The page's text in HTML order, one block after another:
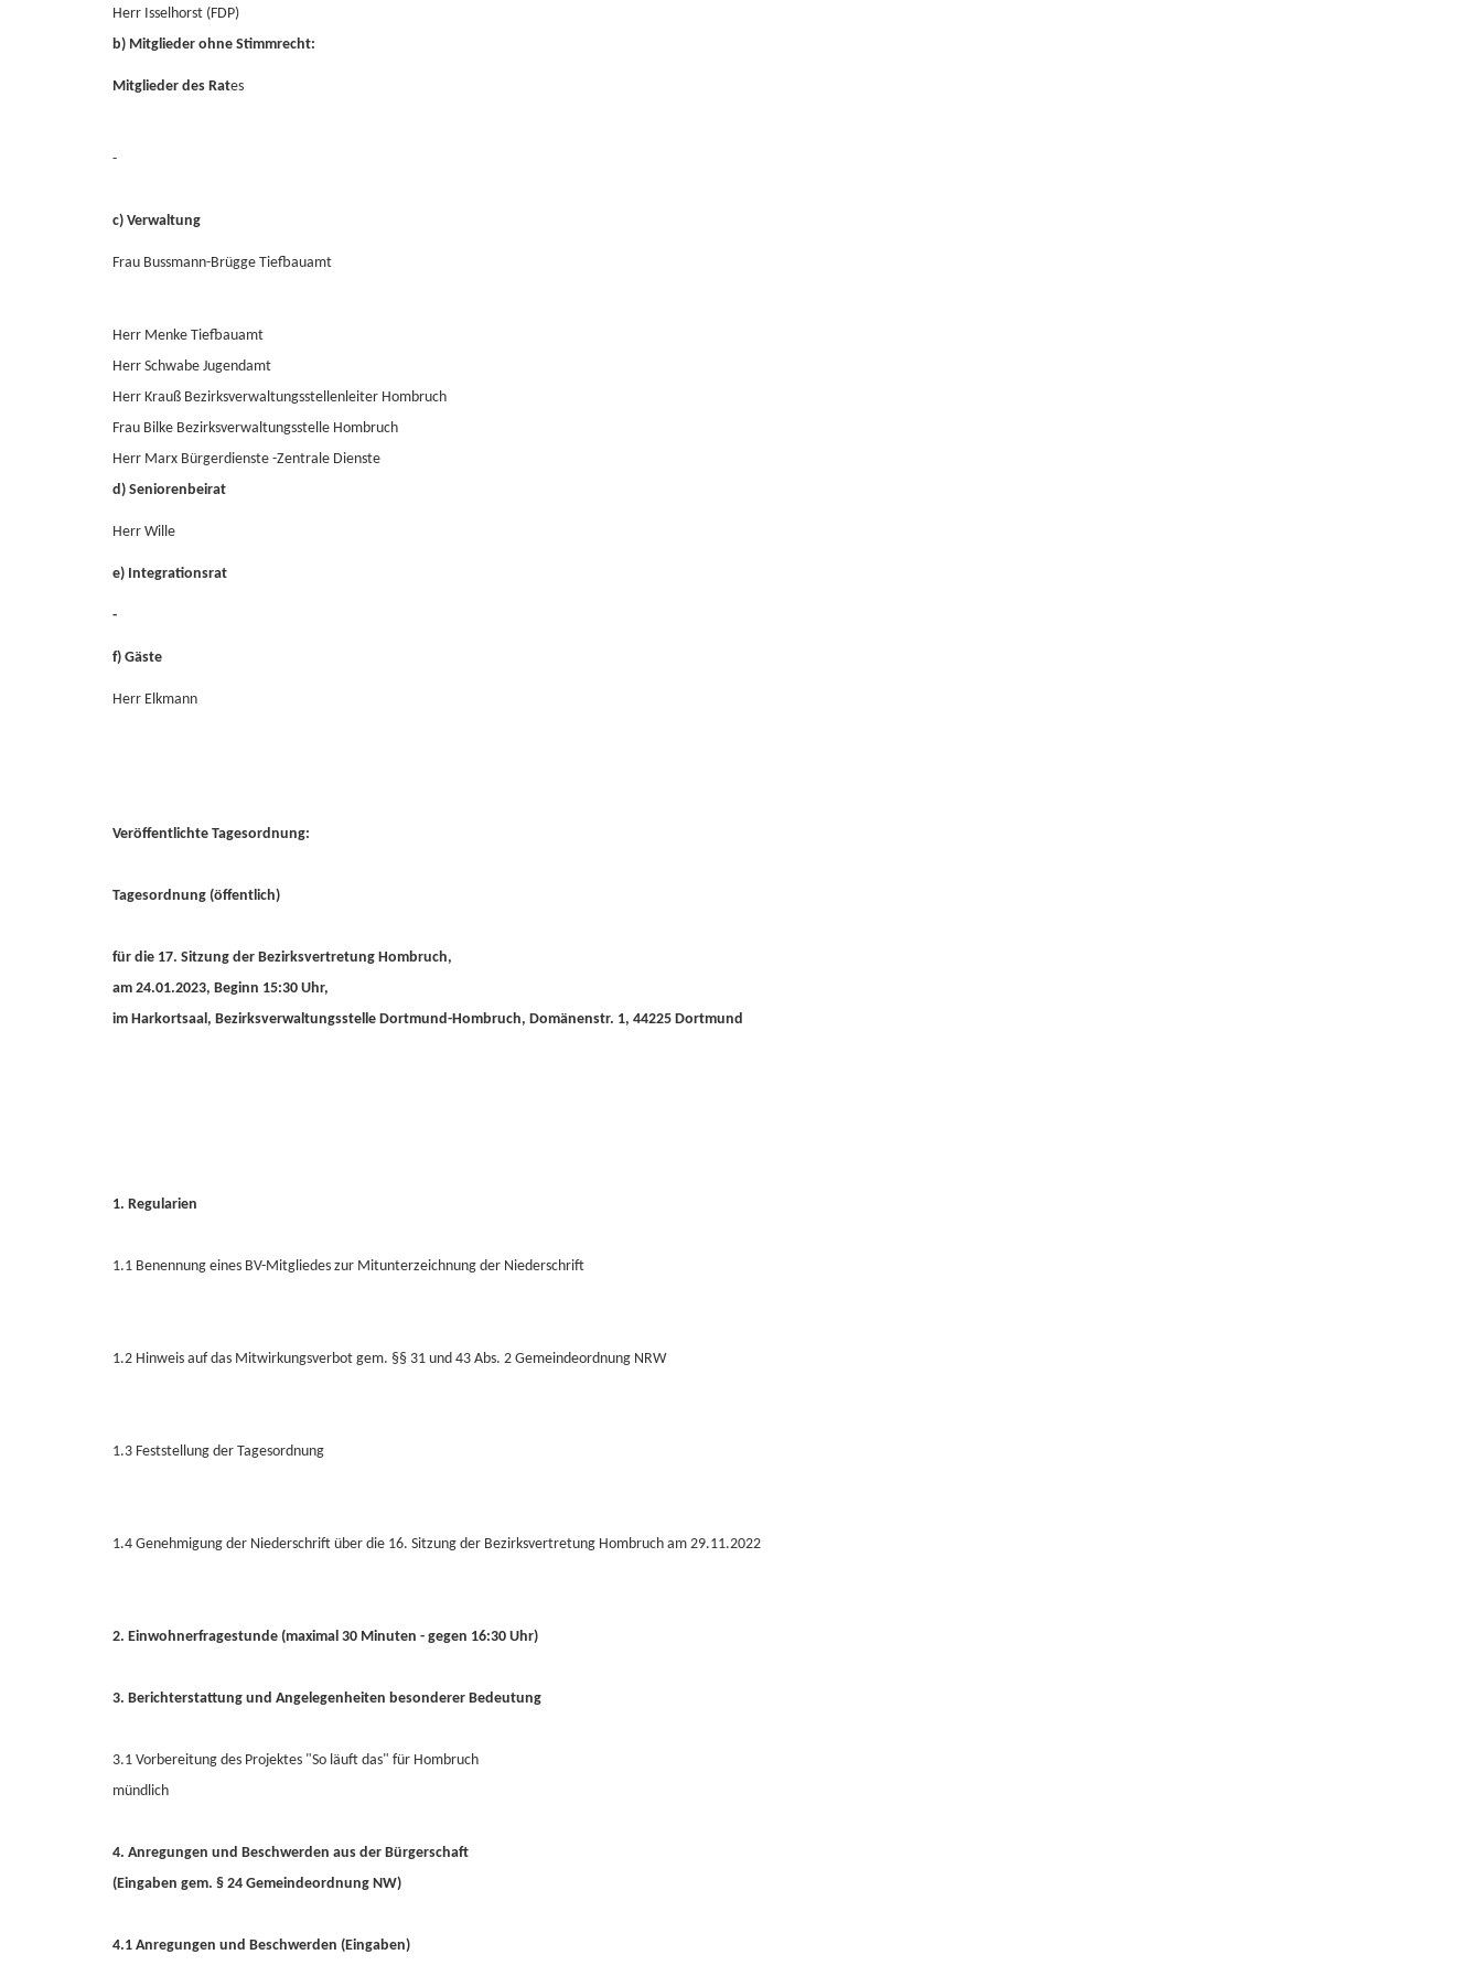
Herr Isselhorst (FDP)
b) Mitglieder ohne Stimmrecht:
Mitglieder des Rates
-
c) Verwaltung
Frau Bussmann-Brügge Tiefbauamt
Herr Menke Tiefbauamt
Herr Schwabe Jugendamt
Herr Krauß Bezirksverwaltungsstellenleiter Hombruch
Frau Bilke Bezirksverwaltungsstelle Hombruch
Herr Marx Bürgerdienste -Zentrale Dienste
d) Seniorenbeirat
Herr Wille
e) Integrationsrat
-
f) Gäste
Herr Elkmann
Veröffentlichte Tagesordnung:
Tagesordnung (öffentlich)
für die 17. Sitzung der Bezirksvertretung Hombruch,
am 24.01.2023, Beginn 15:30 Uhr,
im Harkortsaal, Bezirksverwaltungsstelle Dortmund-Hombruch, Domänenstr. 1, 44225 Dortmund
1. Regularien
1.1 Benennung eines BV-Mitgliedes zur Mitunterzeichnung der Niederschrift
1.2 Hinweis auf das Mitwirkungsverbot gem. §§ 31 und 43 Abs. 2 Gemeindeordnung NRW
1.3 Feststellung der Tagesordnung
1.4 Genehmigung der Niederschrift über die 16. Sitzung der Bezirksvertretung Hombruch am 29.11.2022
2. Einwohnerfragestunde (maximal 30 Minuten - gegen 16:30 Uhr)
3. Berichterstattung und Angelegenheiten besonderer Bedeutung
3.1 Vorbereitung des Projektes "So läuft das" für Hombruch
mündlich
4. Anregungen und Beschwerden aus der Bürgerschaft
(Eingaben gem. § 24 Gemeindeordnung NW)
4.1 Anregungen und Beschwerden (Eingaben)